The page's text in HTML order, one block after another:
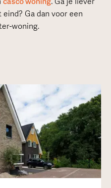
Ga dan voor een
woning.